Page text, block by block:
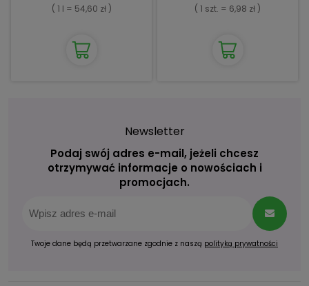
( 1 l = 54,60 zł ) ( 1 szt. = 6,98 zł )
Newsletter
Podaj swój adres e-mail, jeżeli chcesz
otrzymywać informacje o nowościach i
promocjach.
Twoje dane będą przetwarzane zgodnie z naszą polityką prywatności